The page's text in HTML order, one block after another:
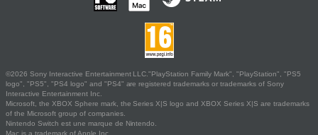
©2026 Sony Interactive Entertainment LLC."PlayStation Family Mark", "PlayStation", "PS5
logo", "PS5", "PS4 logo" and "PS4" are registered trademarks or trademarks of Sony
Interactive Entertainment Inc.
Microsoft, the XBOX Sphere mark, the Series X|S logo and XBOX Series X|S are trademarks
of the Microsoft group of companies.
Nintendo Switch est une marque de Nintendo.
Mac is a trademark of Apple Inc.